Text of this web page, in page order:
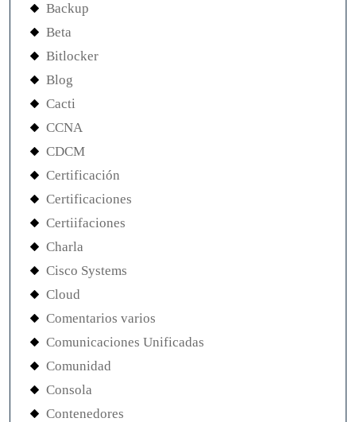
Backup
Beta
Bitlocker
Blog
Cacti
CCNA
CDCM
Certificación
Certificaciones
Certiifaciones
Charla
Cisco Systems
Cloud
Comentarios varios
Comunicaciones Unificadas
Comunidad
Consola
Contenedores